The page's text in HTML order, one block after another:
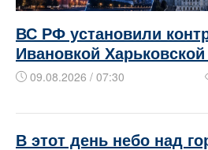
ВС РФ установили
Ивановкой
09.08.2026 / 07:30
В этот день небо над